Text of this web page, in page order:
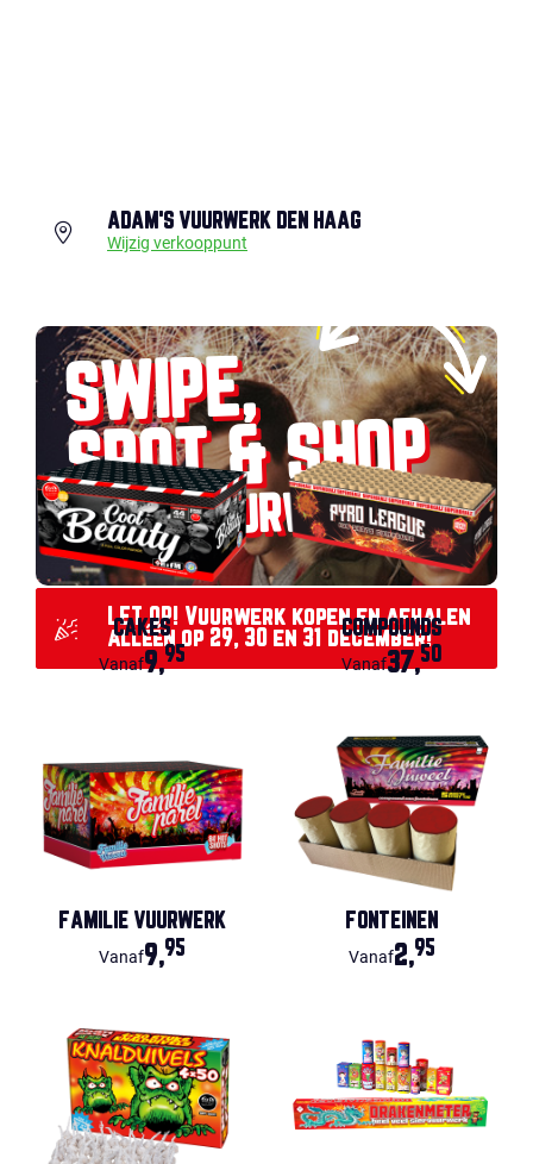
ADAM'S VUURWERK DEN HAAG
Wijzig verkooppunt
SWIPE,
SPOT & SHOP
JOUW VUURWERK
LET OP! Vuurwerk kopen en afhalen
alléén op 29, 30 en 31 december!
CAKES
Vanaf9,95
COMPOUNDS
Vanaf37,50
FAMILIE VUURWERK
Vanaf9,95
FONTEINEN
Vanaf2,95